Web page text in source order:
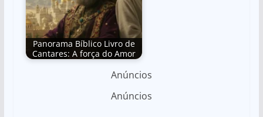
Panorama Bíblico Livro de
Cantares: A força do Amor
Anúncios
Anúncios